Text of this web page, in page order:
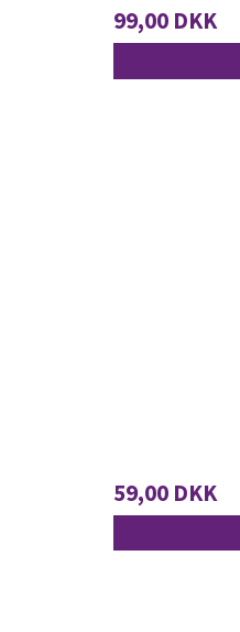
99,00 DKK
59,00 DKK